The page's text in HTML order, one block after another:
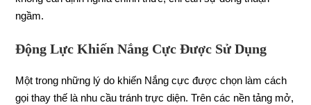
ngầm.
Động Lực Khiến Nắng Cực Được Sử Dụng
Một trong những lý do khiến Nắng cực được chọn làm cách
gọi thay thế là nhu cầu tránh trực diện. Trên các nền tảng mở,